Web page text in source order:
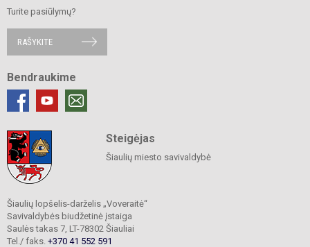
Turite pasiūlymų?
RAŠYKITE
Bendraukime
Steigėjas
Šiaulių miesto savivaldybė
Šiaulių lopšelis-darželis „Voveraitė“
Savivaldybės biudžetinė įstaiga
Saulės takas 7, LT-78302 Šiauliai
Tel./ faks. +370 41 552 591